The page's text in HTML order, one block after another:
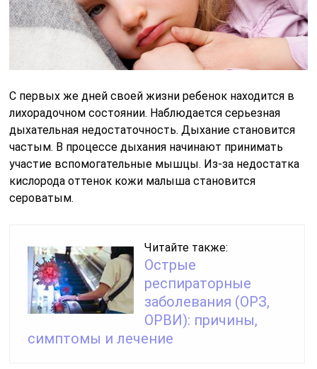
С первых же дней своей жизни ребенок находится в
лихорадочном состоянии. Наблюдается серьезная
дыхательная недостаточность. Дыхание становится
частым. В процессе дыхания начинают принимать
участие вспомогательные мышцы. Из-за недостатка
кислорода оттенок кожи малыша становится
сероватым.
Читайте также:
Острые
респираторные
заболевания (ОРЗ,
ОРВИ): причины,
симптомы и лечение